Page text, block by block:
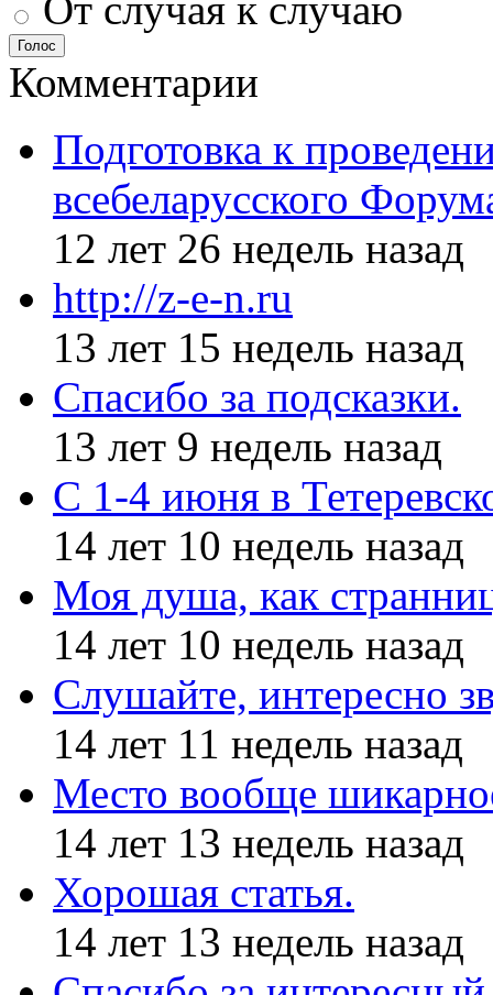
Голос
Комментарии
Подготовка к
всебеларусского
12 лет 26 недель назад
http://z-e-n.ru
13 лет 15 недель назад
Спасибо за подсказки.
13 лет 9 недель назад
С 1-4 июня в
14 лет 10 недель назад
Моя душа, как
14 лет 10 недель назад
Слушайте, интересно
14 лет 11 недель назад
Место вообще
14 лет 13 недель назад
Хорошая статья.
14 лет 13 недель назад